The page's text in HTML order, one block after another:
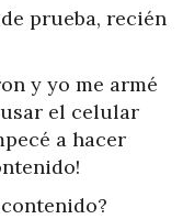
prueba, recién
y yo me armé
el celular
a hacer